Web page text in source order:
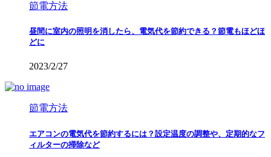
節電方法
昼間に室内の照明を消したら、電気代を節約できる？節電もほどほ
どに
2023/2/27
節電方法
エアコンの電気代を節約するには？設定温度の調整や、定期的なフ
ィルターの掃除など